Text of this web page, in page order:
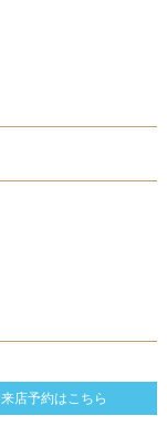
来店予約はこちら